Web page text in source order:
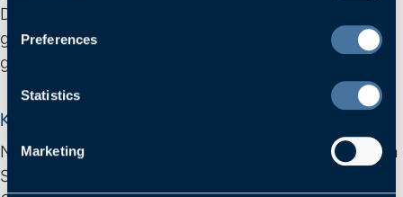
Preferences
Statistics
Marketing
Dieses Gespräch ist kostenfrei und dient dazu,
gemeinsam Klarheit über Ihre Optionen und Ziele zu
gewinnen.
Karriere
Neben ihrer Tätigkeit im Executive Search haben sich
Sylvia Etter und Laura Moseberg auf Karriere